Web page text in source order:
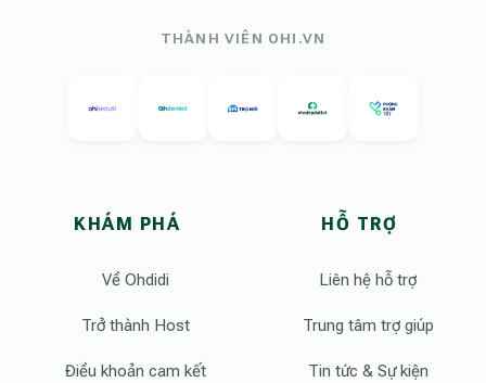
THÀNH VIÊN OHI.VN
KHÁM PHÁ
Về Ohdidi
Trở thành Host
Điều khoản cam kết
HỖ TRỢ
Liên hệ hỗ trợ
Trung tâm trợ giúp
Tin tức & Sự kiện